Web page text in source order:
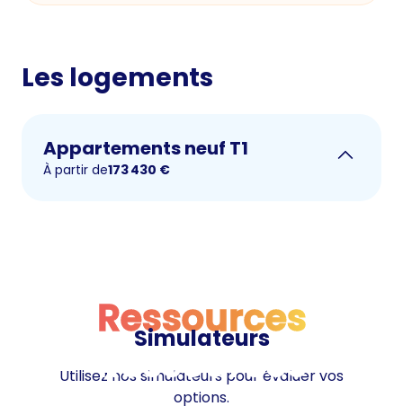
Les logements
Appartements neuf T1
À partir de173 430 €
Ressources
Ressources
Simulateurs
Utilisez nos simulateurs pour évaluer vos
options.